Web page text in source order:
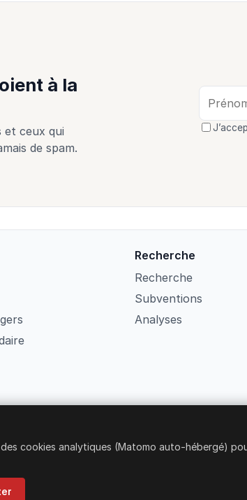
à la
et ceux qui
de spam.
Recherche
Recherche
Subventions
Analyses
· RUNTS Rep. 122206 · Code fiscal 96564050589 ·
cookies analytiques (Matomo auto-hébergé)